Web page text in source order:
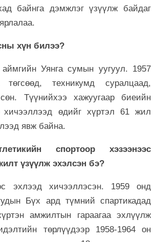
байнга дэмжлэг үзүүлж байдаг
хүн билээ?
Уянга сумын уугуул. 1957
техникумд суралцаад,
Түүнийхээ хажуугаар биеийн
хичээллээд өдийг хүртэл 61 жил
явж байна.
спортоор хэзээнээс
үзүүлж эхэлсэн бэ?
эхлээд хичээллэсэн. 1959 онд
Бүх ард түмний спартикадад
амжилтын гараагаа эхлүүлж
төрлүүдээр 1958-1964 он